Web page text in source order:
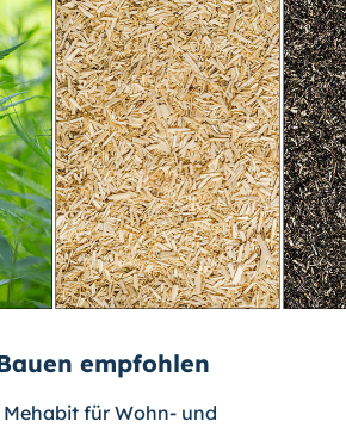
empfohlen
für Wohn- und